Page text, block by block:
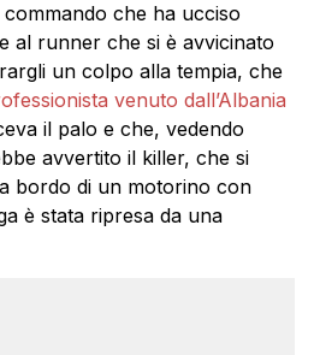
che ha ucciso
al runner che si è avvicinato
un colpo alla tempia, che
venuto dall’Albania
il palo e che, vedendo
avvertito il killer, che si
bordo di un motorino con
è stata ripresa da una